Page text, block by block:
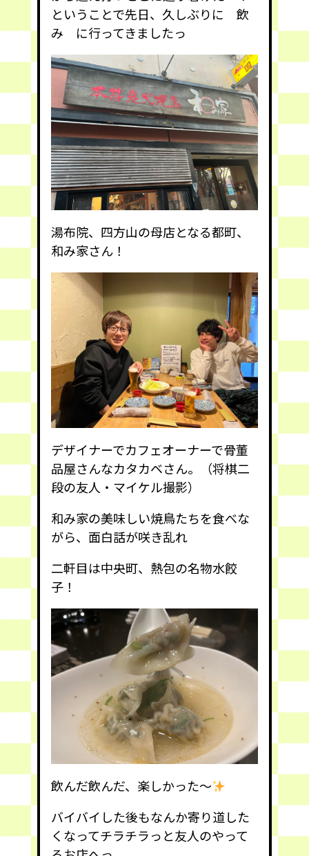
ということで先日、久しぶりに 飲
み に行ってきましたっ
湯布院、四方山の母店となる都町、
和み家さん！
デザイナーでカフェオーナーで骨董
品屋さんなカタカベさん。（将棋二
段の友人・マイケル撮影）
和み家の美味しい焼鳥たちを食べな
がら、面白話が咲き乱れ
二軒目は中央町、熱包の名物水餃
子！
飲んだ飲んだ、楽しかった〜
バイバイした後もなんか寄り道した
くなってチラチラっと友人のやって